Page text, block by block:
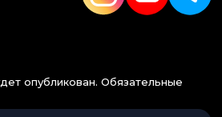
опубликован. Обязательные